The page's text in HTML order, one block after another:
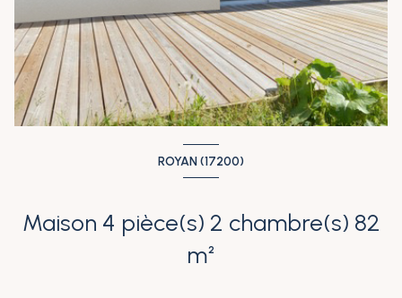
ROYAN (17200)
Maison 4 pièce(s) 2 chambre(s) 82
m²